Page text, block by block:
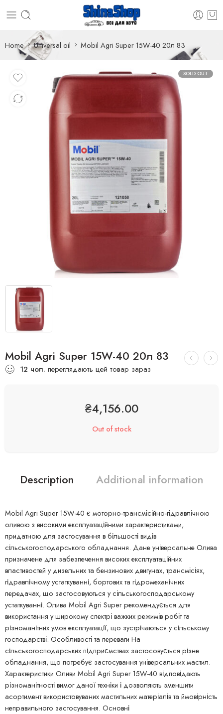
Home Universal oil Mobil Agri Super 15W-40 20л 83
SOLD OUT
Mobil Agri Super 15W-40 20л 83
12 чол. переглядають цей товар зараз
₴4,156.00
Out of stock
Description Additional information
Mobil Agri Super 15W-40 є моторно-трансмісійно-гідравлічною
оливою з високими експлуатаційними характеристиками,
придатною для застосування в більшості видів
сільськогосподарського обладнання. Дане універсальне Олива
призначене для забезпечення високих експлуатаційних
властивостей у дизельних та бензинових двигунах, трансмісіях,
гідравлічному устаткуванні, бортових та гідромеханічних
передачах, що застосовуються у сільськогосподарському
устаткуванні. Олива Mobil Agri Super рекомендується для
використання у широкому спектрі важких режимів робіт та
різноманітних умов експлуатації, що зустрічаються у сільському
господарстві. Особливості та переваги На
сільськогосподарських підприємствах застосовується різне
обладнання, що потребує застосування універсальних мастил.
Характеристики Оливи Mobil Agri Super 15W-40 відповідають
різноманітності вимог даної техніки і дозволяють зменшити
асортимент використовуваних мастильних матеріалів та ймовірність
неправильного застосування. Основні